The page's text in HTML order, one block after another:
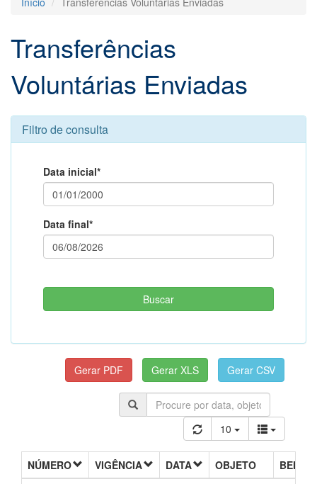
Transferências
Voluntárias Enviadas
Filtro de consulta
Data inicial*
Data final*
10
NÚMERO VIGÊNCIA DATA OBJETO